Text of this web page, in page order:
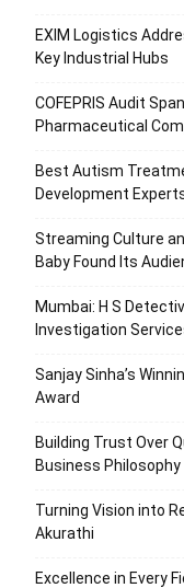
EXIM Logistics
Key Industrial Hubs
COFEPRIS Audit
Pharmaceutical
Best Autism
Development
Streaming Culture
Baby Found Its
Mumbai: H S
Investigation
Sanjay Sinha’s
Award
Building Trust Over
Business Philosophy
Turning Vision into
Akurathi
Excellence in Every